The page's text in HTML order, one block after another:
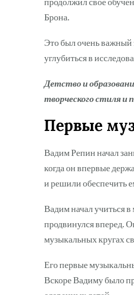
Брона.
Это был очень важный
углубиться в
Детство и
творческого стиля и
Первые
Вадим Репин начал
когда он впервые
и решили обеспечить
Вадим начал учиться
продвинулся вперед.
музыкальных кругах
Его первые
Вскоре Вадиму было